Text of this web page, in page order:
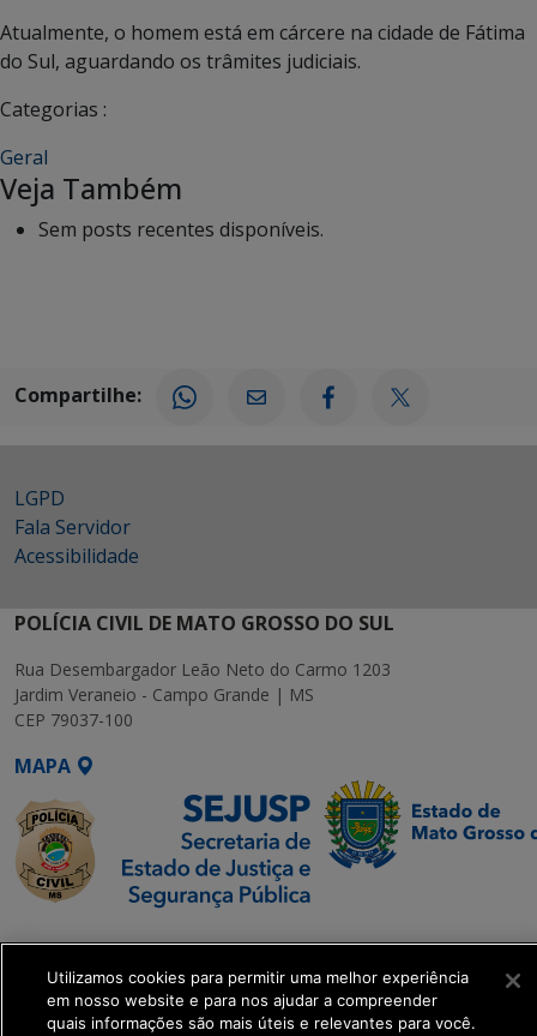
Atualmente, o homem está em cárcere na cidade de Fátima
do Sul, aguardando os trâmites judiciais.
Categorias :
Geral
Veja Também
Sem posts recentes disponíveis.
Compartilhe:
LGPD
Fala Servidor
Acessibilidade
POLÍCIA CIVIL DE MATO GROSSO DO SUL
Rua Desembargador Leão Neto do Carmo 1203
Jardim Veraneio - Campo Grande | MS
CEP 79037-100
MAPA
SETDIG | Secretaria-
Executiva de
Transformação Digital
Utilizamos cookies para permitir uma melhor experiência
em nosso website e para nos ajudar a compreender
quais informações são mais úteis e relevantes para você.